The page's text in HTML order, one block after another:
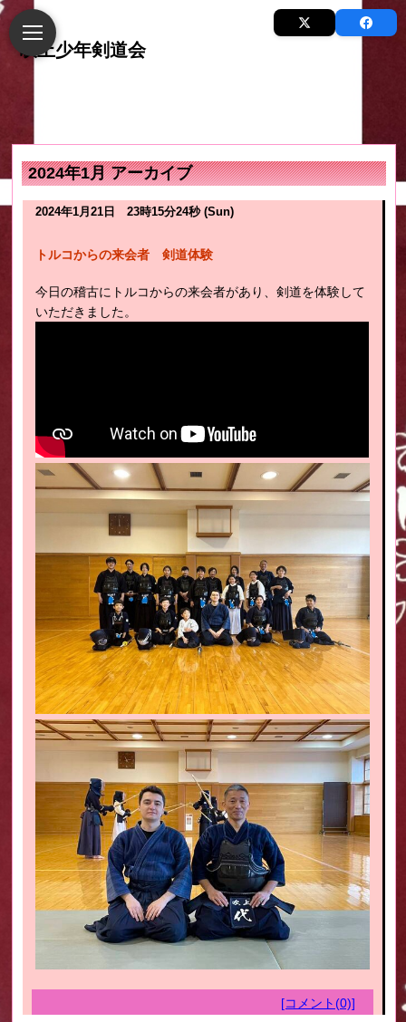
2024年1月 アーカイブ
2024年1月21日 23時15分24秒 (Sun)
トルコからの来会者 剣道体験
今日の稽古にトルコからの来会者があり、剣道を体験して
いただきました。
[コメント(0)]